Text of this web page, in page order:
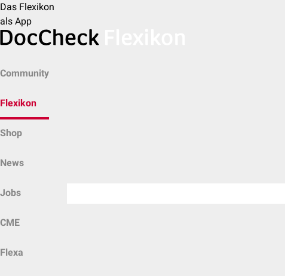
Das Flexikon
als App
Community
Flexikon
Shop
News
Jobs
CME
Flexa